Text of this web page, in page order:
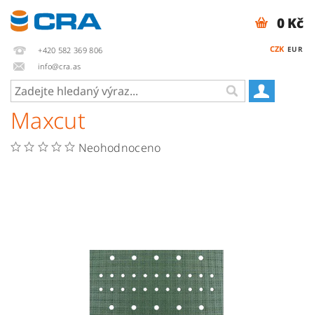
+420 582 369 806
info@cra.as
CZK EUR
0 Kč
Maxcut
Neohodnoceno